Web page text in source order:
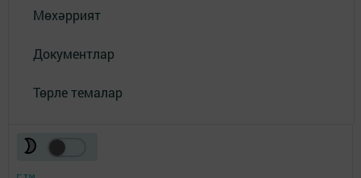
Мөхәррият
Документлар
Төрле темалар